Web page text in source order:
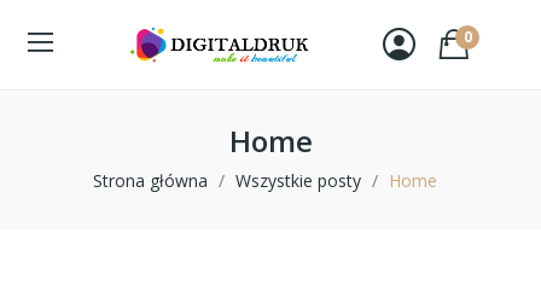
0
Home
Strona główna Wszystkie posty Home